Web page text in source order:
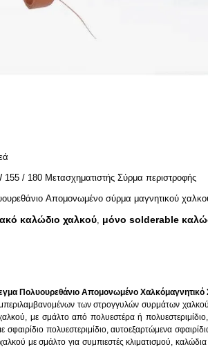
155 / 180 Μετασχηματιστής Σύρμα περιστροφής
Απομονωμένο σύρμα μαγνητικού
καλώδιο χαλκού, μόνο solderable
Πολυουρεθάνιο Απομονωμένο
των στρογγυλών συρμάτων
με σμάλτο από πολυεστέρα ή
σφαιρίδιο πολυεστεριμίδιο, αυτοεξαρτώμενα
με σμάλτο για συμπιεστές κλιματισμού,